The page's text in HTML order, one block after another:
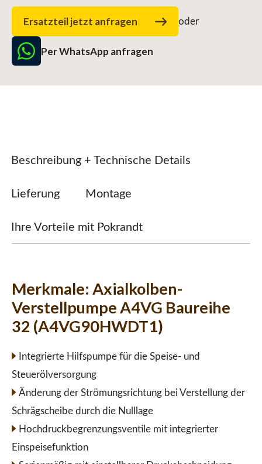
Ersatzteil jetzt anfragen oder
Per WhatsApp anfragen
Beschreibung + Technische Details
Lieferung Montage
Ihre Vorteile mit Pokrandt
Merkmale: Axialkolben-
Verstellpumpe A4VG Baureihe
32 (A4VG90HWDT1)
Integrierte Hilfspumpe für die Speise- und
Steuerölversorgung
Änderung der Strömungsrichtung bei Verstellung der
Schrägscheibe durch die Nulllage
Hochdruckbegrenzungsventile mit integrierter
Einspeisefunktion